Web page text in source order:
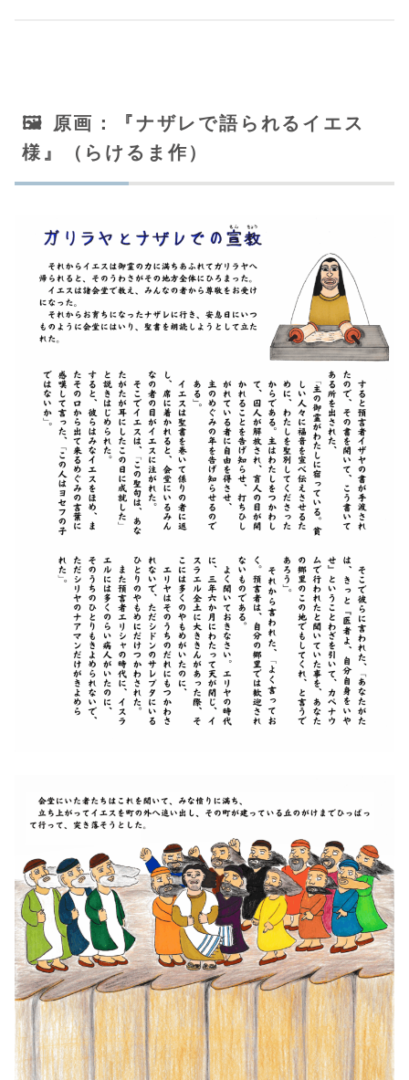
🖼️ 原画：『ナザレで語られるイエス
様』（らけるま作）